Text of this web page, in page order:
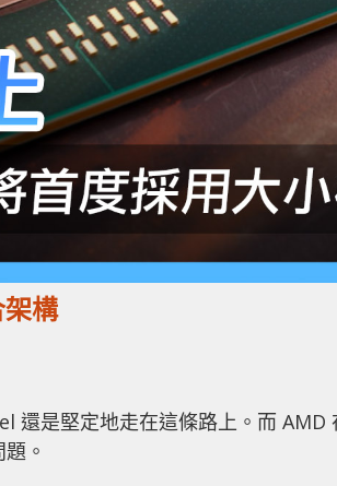
構
還是堅定地走在這條路上。而 AMD
。